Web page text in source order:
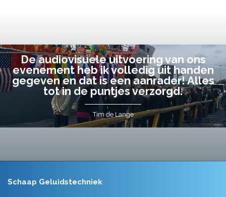
De audiovisuele uitvoering van ons
evenement heb ik volledig uit handen
gegeven en dat is een aanrader! Alles
tot in de puntjes verzorgd.
Tim de Lange
Schaap Geluidstechniek